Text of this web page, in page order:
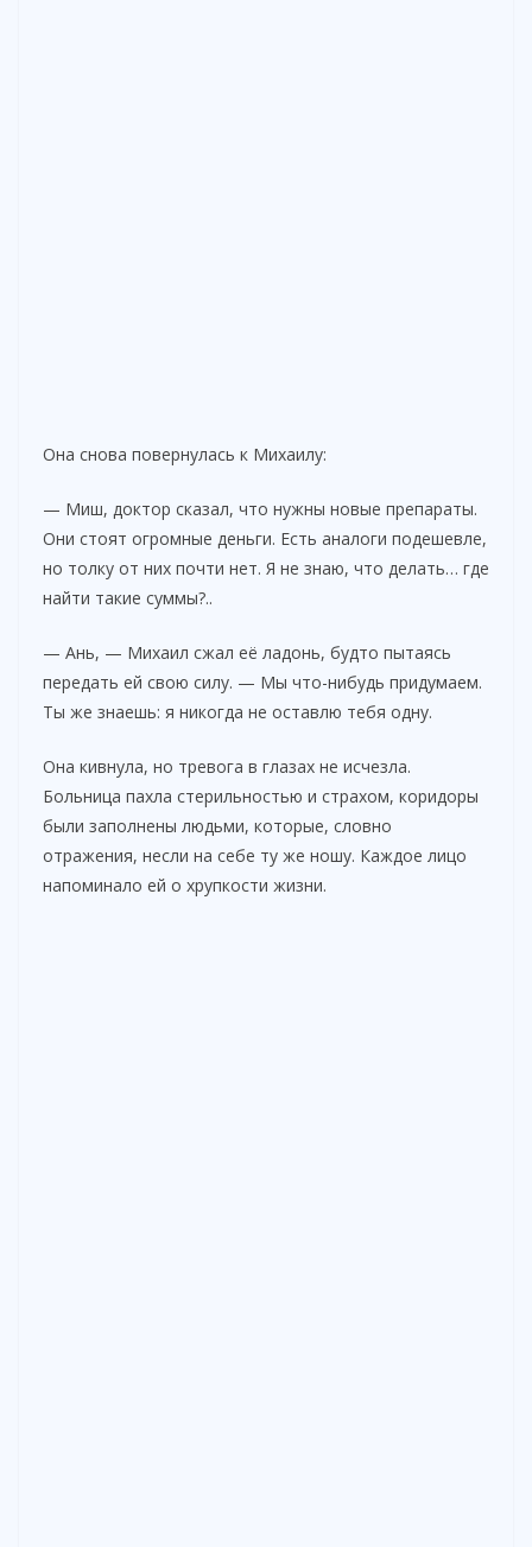
Она снова повернулась к Михаилу:
— Миш, доктор сказал, что нужны новые препараты.
Они стоят огромные деньги. Есть аналоги подешевле,
но толку от них почти нет. Я не знаю, что делать… где
найти такие суммы?..
— Ань, — Михаил сжал её ладонь, будто пытаясь
передать ей свою силу. — Мы что-нибудь придумаем.
Ты же знаешь: я никогда не оставлю тебя одну.
Она кивнула, но тревога в глазах не исчезла.
Больница пахла стерильностью и страхом, коридоры
были заполнены людьми, которые, словно
отражения, несли на себе ту же ношу. Каждое лицо
напоминало ей о хрупкости жизни.